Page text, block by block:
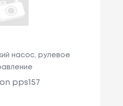
насос, рулевое
pps157